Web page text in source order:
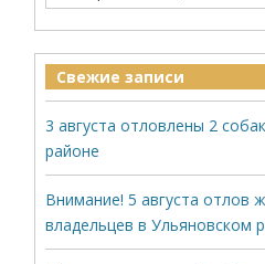
Свежие записи
3 августа отловлены 2
районе
Внимание! 5 августа отлов
владельцев в Ульяновском